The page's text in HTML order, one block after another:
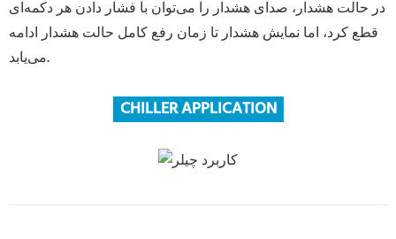
در حالت هشدار، صدای هشدار را می‌توان با فشار دادن هر دکمه‌ای
قطع کرد، اما نمایش هشدار تا زمان رفع کامل حالت هشدار ادامه
می‌یابد.
CHILLER APPLICATION